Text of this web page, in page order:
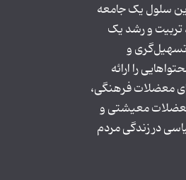
سلول یک جامعه
تربیت و رشد یک
تسهیل‌گری و
را ارائه
معضلات فرهنگی،
معیشتی و
در زندگی مردم